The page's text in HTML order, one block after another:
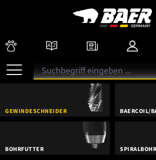
GEWINDESCHNEIDER BAERCOIL/
BOHRFUTTER